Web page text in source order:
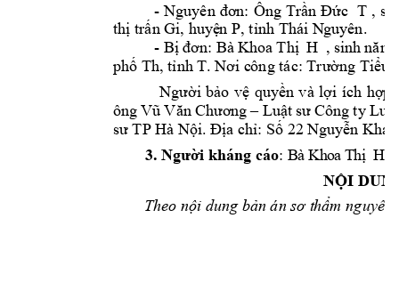
- Nguyên đơn: Ông Trần Đức T ,
thị trấn Gi, huyện P, tỉnh Thái Nguyên.
- Bị đơn: Bà Khoa Thị H , sinh năm
phố Th, tỉnh T. Nơi công tác: Trường Tiểu
Người bảo vệ quyền và lợi ích hợp
ông Vũ Văn Chương – Luật sư Công ty Lu
sư TP Hà Nội. Địa chỉ: Số 22 Nguyễn
3. Người kháng cáo: Bà KhoaThị H
NỘI
Theo nội dung bản án sơ thẩm nguyên